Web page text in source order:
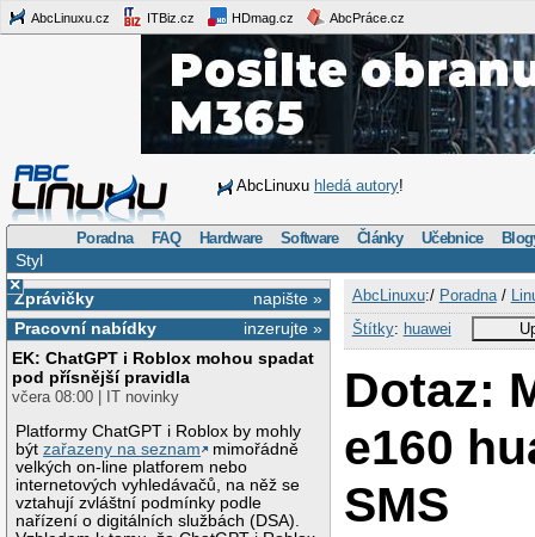
AbcLinuxu.cz ITBiz.cz HDmag.cz AbcPráce.cz
AbcLinuxu hledá autory!
Poradna FAQ Hardware Software Články Učebnice
Styl
×
napište »
Zprávičky
inzerujte »
Pracovní nabídky
EK: ChatGPT i Roblox mohou spadat
pod přísnější pravidla
včera 08:00 | IT novinky
Platformy ChatGPT i Roblox by mohly
býtzařazeny na seznam
mimořádně
velkých on-line platforem nebo
internetových vyhledávačů, na něž se
vztahují zvláštní podmínky podle
nařízení o digitálních službách (DSA).
AbcLinuxu:/ Poradna/
Štítky: huawei
Dotaz:
e160
SMS